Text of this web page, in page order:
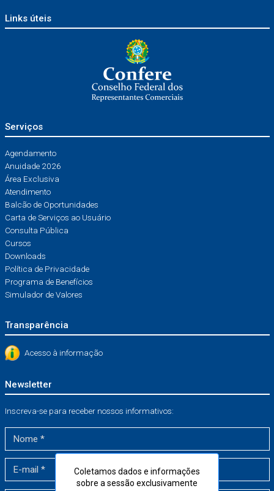
Links úteis
Serviços
Agendamento
Anuidade 2026
Área Exclusiva
Atendimento
Balcão de Oportunidades
Carta de Serviços ao Usuário
Consulta Pública
Cursos
Downloads
Política de Privacidade
Programa de Benefícios
Simulador de Valores
Transparência
Acesso à informação
Newsletter
Inscreva-se para receber nossos informativos:
Coletamos dados e informações
sobre a sessão exclusivamente